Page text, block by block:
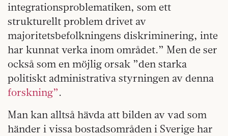
integrationsproblematiken, som ett
strukturellt problem drivet av
majoritetsbefolkningens diskriminering, inte
har kunnat verka inom området.” Men de ser
också som en möjlig orsak ”den starka
politiskt administrativa styrningen av denna
forskning”.
Man kan alltså hävda att bilden av vad som
händer i vissa bostadsområden i Sverige har